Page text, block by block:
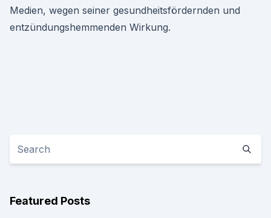
Medien, wegen seiner gesundheitsfördernden und
entzündungshemmenden Wirkung.
Featured Posts